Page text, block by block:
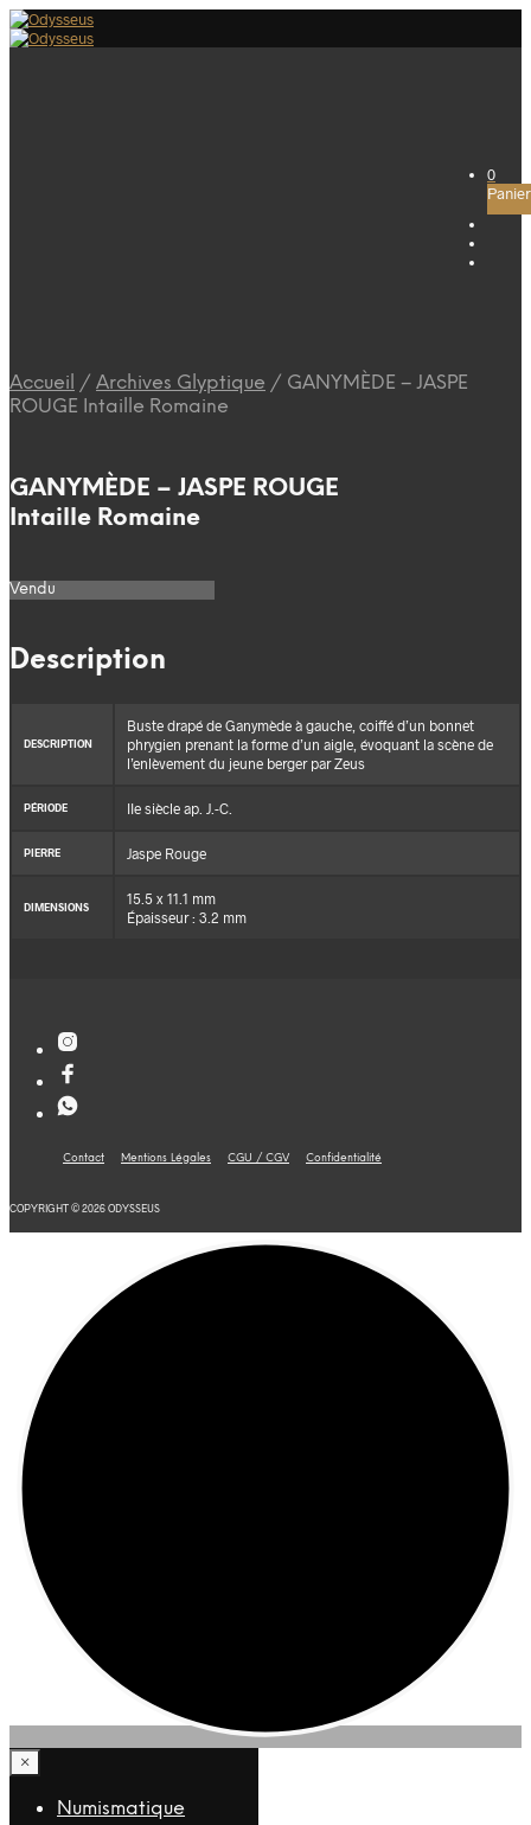
0
Panier
Accueil / Archives Glyptique / GANYMÈDE – JASPE
ROUGE Intaille Romaine
GANYMÈDE – JASPE ROUGE
Intaille Romaine
Vendu
Description
DESCRIPTION
Buste drapé de Ganymède à gauche, coiffé d’un bonnet
phrygien prenant la forme d’un aigle, évoquant la scène de
l’enlèvement du jeune berger par Zeus
PÉRIODE IIe siècle ap. J.-C.
PIERRE Jaspe Rouge
DIMENSIONS
15.5 x 11.1 mm
Épaisseur : 3.2 mm
Contact Mentions Légales CGU / CGV Confidentialité
COPYRIGHT © 2026 ODYSSEUS
×
Numismatique